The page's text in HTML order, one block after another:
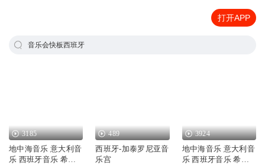
打开APP
音乐会快板西班牙
3185
地中海音乐 意大利音
乐 西班牙音乐 希腊
489
西班牙-加泰罗尼亚音
乐宫
3924
地中海音乐 意大利音
乐 西班牙音乐 希腊